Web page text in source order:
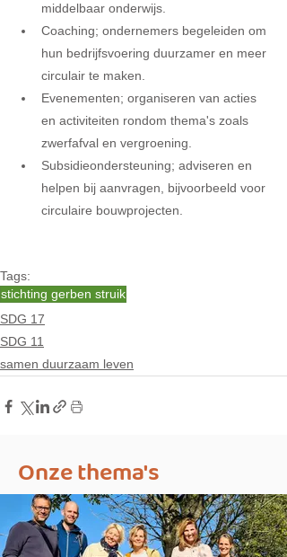
middelbaar onderwijs.
Coaching; ondernemers begeleiden om ​
hun bedrijfsvoering duurzamer en meer
circulair te maken.
Evenementen; organiseren van acties
en activiteiten rondom thema's zoals
zwerfafval en vergroening.
Subsidieondersteuning; adviseren en
helpen bij aanvragen, bijvoorbeeld voor
circulaire bouwprojecten.
Tags:
stichting gerben struik
SDG 17
SDG 11
samen duurzaam leven
Onze thema's